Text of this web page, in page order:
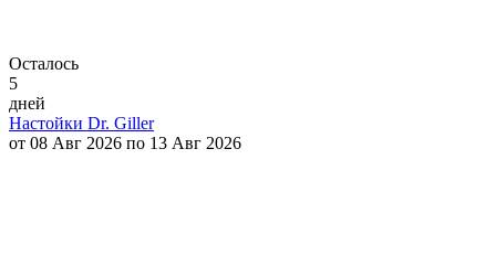
Осталось
5
дней
Настойки Dr. Giller
от 08 Авг 2026 по 13 Авг 2026